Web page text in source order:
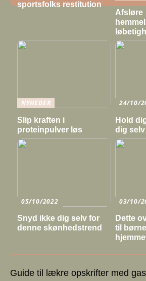
sportsfolks restitution
Afsløre
NYHEDER
Slip kraften i
proteinpulver løs
24/10/
Hold
dig selv
05/10/2022
Snyd ikke dig selv for
denne skønhedstrend
03/10/
Dette
til
Guide til lækre opskrifter med